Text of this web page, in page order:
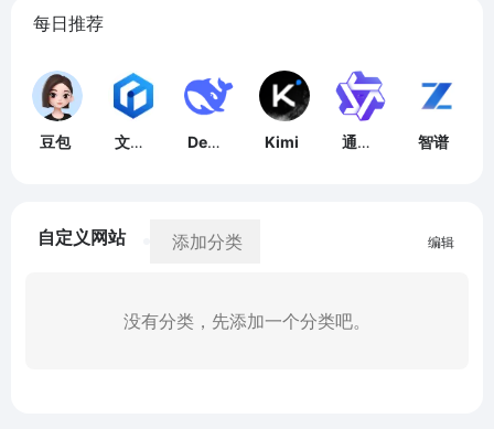
每日推荐
豆包
文心
Deep
Kimi
通义
智谱
自定义网站 添加分类 编辑
没有分类，先添加一个分类吧。